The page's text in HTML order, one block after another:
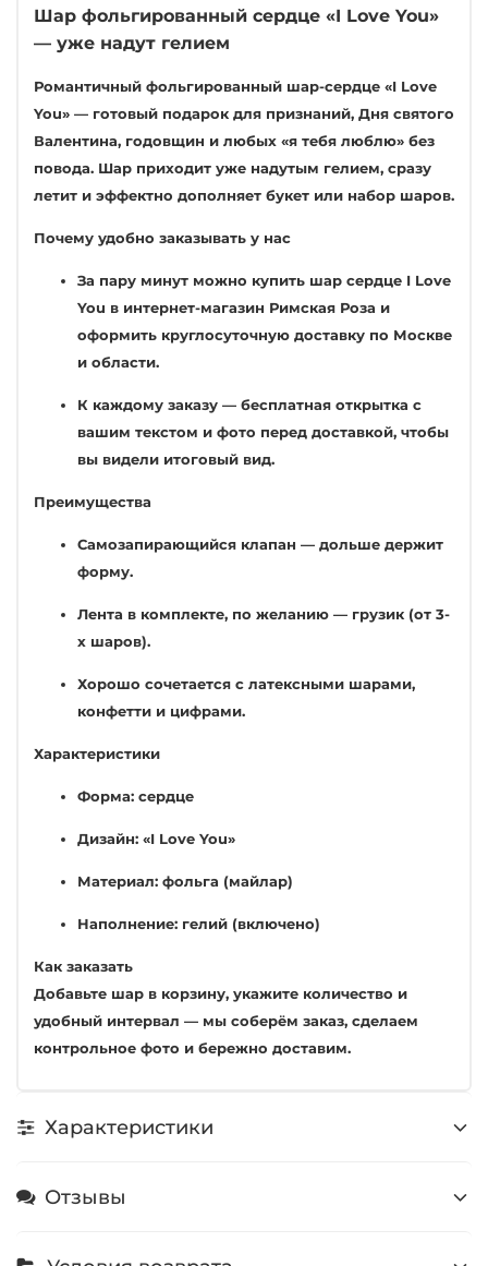
Шар фольгированный сердце «I Love You»
— уже надут гелием
Романтичный фольгированный шар-сердце «I Love
You» — готовый подарок для признаний, Дня святого
Валентина, годовщин и любых «я тебя люблю» без
повода. Шар приходит уже надутым гелием, сразу
летит и эффектно дополняет букет или набор шаров.
Почему удобно заказывать у нас
За пару минут можно купить шар сердце I Love
You в интернет-магазин Римская Роза и
оформить круглосуточную доставку по Москве
и области.
К каждому заказу — бесплатная открытка с
вашим текстом и фото перед доставкой, чтобы
вы видели итоговый вид.
Преимущества
Самозапирающийся клапан — дольше держит
форму.
Лента в комплекте, по желанию — грузик (от 3-
х шаров).
Хорошо сочетается с латексными шарами,
конфетти и цифрами.
Характеристики
Форма: сердце
Дизайн: «I Love You»
Материал: фольга (майлар)
Наполнение: гелий (включено)
Как заказать
Добавьте шар в корзину, укажите количество и
удобный интервал — мы соберём заказ, сделаем
контрольное фото и бережно доставим.
Характеристики
Отзывы